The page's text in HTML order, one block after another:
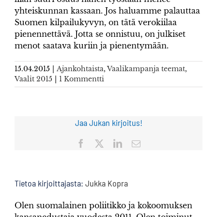
yhteiskunnan kassaan. Jos haluamme palauttaa
Suomen kilpailukyvyn, on tätä verokiilaa
pienennettävä. Jotta se onnistuu, on julkiset
menot saatava kuriin ja pienentymään.
15.04.2015 Ajankohtaista,Vaalikampanja teemat,
Vaalit 2015
1 Kommentti
Jaa Jukan kirjoitus!
Facebook LinkedInSähköposti
Tietoa kirjoittajasta: Jukka Kopra
Olen suomalainen poliitikko ja kokoomuksen